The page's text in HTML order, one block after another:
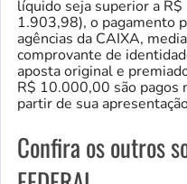
líquido seja superior a
1.903,98), o pagamento
agências da CAIXA,
comprovante de
aposta original e
R$ 10.000,00 são pagos
partir de sua
Confira os outros